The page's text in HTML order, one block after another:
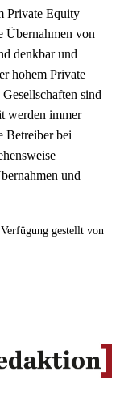
Private Equity
Übernahmen von
denkbar und
hohem Private
sind
werden immer
Betreiber bei
und
gestellt von